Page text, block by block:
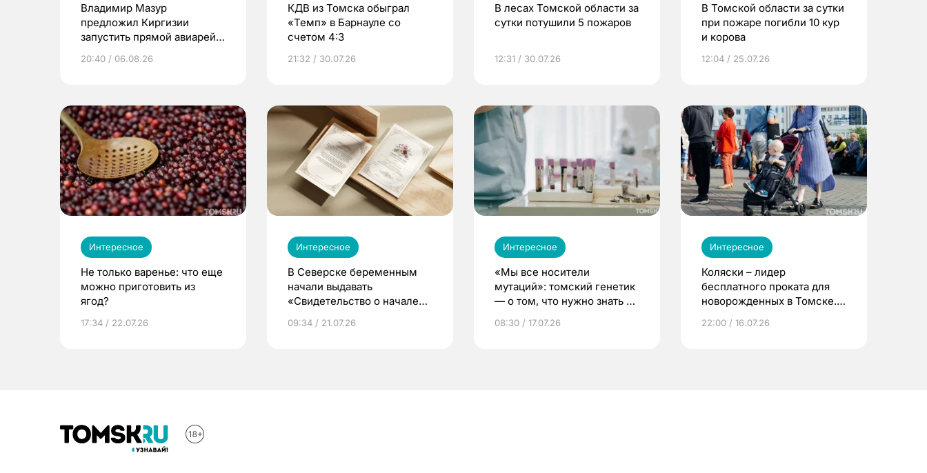
Владимир Мазур
предложил Киргизии
запустить прямой авиарейс
20:40 / 06.08.26
КДВ из Томска обыграл
«Темп» в Барнауле со
счетом 4:3
21:32 / 30.07.26
В лесах Томской области за
сутки потушили 5 пожаров
12:31 / 30.07.26
В Томской области за сутки
при пожаре погибли 10 кур
и корова
12:04 / 25.07.26
Интересное
Не только варенье: что еще
можно приготовить из
ягод?
17:34 / 22.07.26
Интересное
В Северске беременным
начали выдавать
«Свидетельство о начале
09:34 / 21.07.26
Интересное
«Мы все носители
мутаций»: томский генетик
— о том, что нужно знать до
08:30 / 17.07.26
Интересное
Коляски – лидер
бесплатного проката для
новорожденных в Томске.
22:00 / 16.07.26